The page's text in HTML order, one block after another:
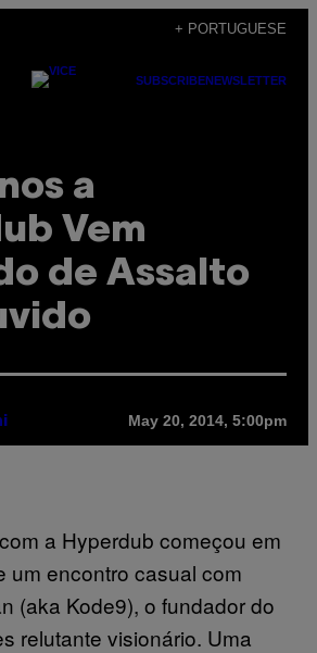
+ PORTUGUESE
SUBSCRIBENEWSLETTER
a
Vem
de Assalto
May 20, 2014, 5:00pm
a Hyperdub começou em
um encontro casual com
(aka Kode9), o fundador do
relutante visionário. Uma